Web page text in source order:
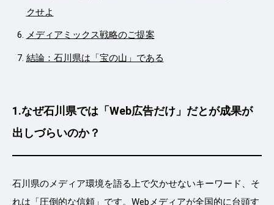
クせよ
メディアミックス戦略のご提案
結論：石川県は「宝の山」である
1.なぜ石川県では「Web広告だけ」だとが成果が
出しづらいのか？
石川県のメディア環境を語る上で欠かせないキーワード、そ
れは「圧倒的な信頼」です。Webメディアが全国的に台頭す